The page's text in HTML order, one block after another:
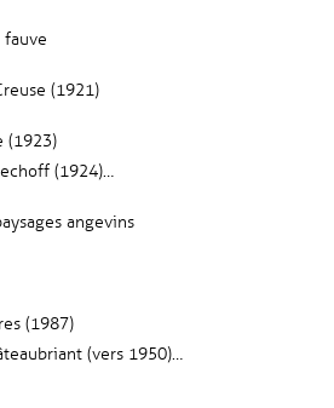
fauve
(1921)
(1923)
(1924)…
angevins
(1987)
(vers 1950)…